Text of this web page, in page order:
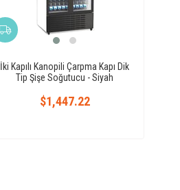
İki Kapılı Kanopili Çarpma Kapı Dik
Tip Şişe Soğutucu - Siyah
$1,447.22